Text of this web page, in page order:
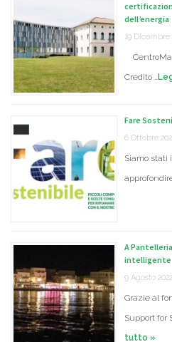
dell’energia
19 Dicembre
Credito …
Fare
6 Ottobre
Siamo stati
A
intelligente
9 Agosto 2022
Grazie al
Support for
tutto »